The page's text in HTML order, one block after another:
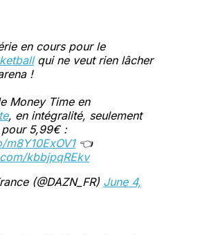
en cours pour le
qui ne veut rien lâcher
!
Money Time en
, en intégralité, seulement
pour 5,99€ :
👈
kbbjpqREkv
(@DAZN_FR) June 4,